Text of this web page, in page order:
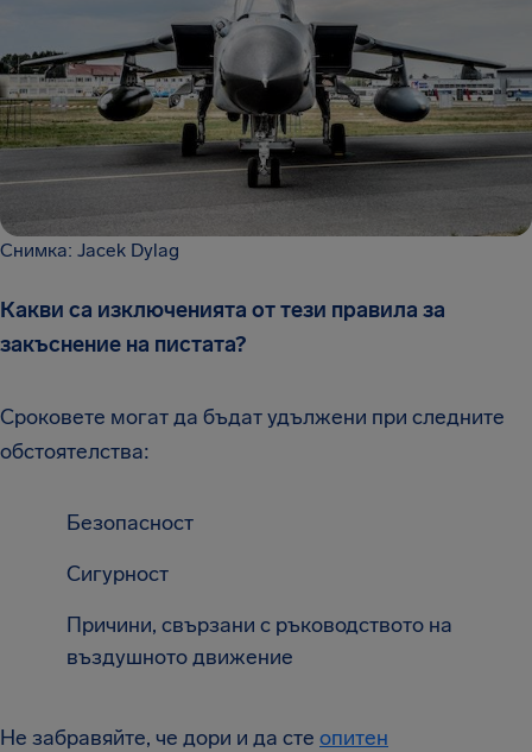
Снимка: Jacek Dylag
Какви са изключенията от тези правила за
закъснение на пистата?
Сроковете могат да бъдат удължени при следните
обстоятелства:
Безопасност
Сигурност
Причини, свързани с ръководството на
въздушното движение
Не забравяйте, че дори и да сте опитен